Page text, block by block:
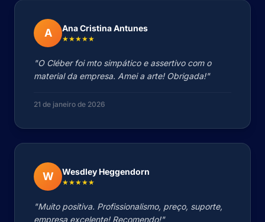
A Ana Cristina Antunes
★★★★★
"O Cléber foi mto simpático e assertivo com o
material da empresa. Amei a arte! Obrigada!"
21 de janeiro de 2026
W Wesdley Heggendorn
★★★★★
"Muito positiva. Profissionalismo, preço, suporte,
empresa excelente! Recomendo!"